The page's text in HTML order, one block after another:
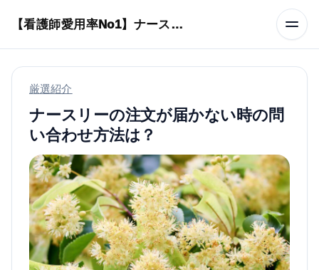
【看護師愛用率No1】ナースリーで人気の商品はコレ
厳選紹介
ナースリーの注文が届かない時の問
い合わせ方法は？